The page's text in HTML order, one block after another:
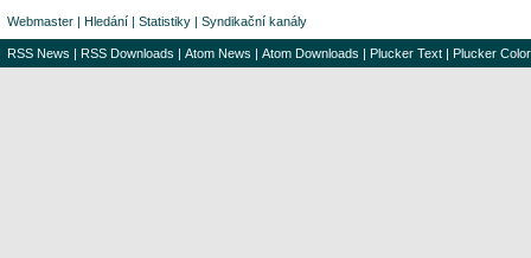
Webmaster | Hledání | Statistiky | Syndikační kanály
RSS News | RSS Downloads | Atom News | Atom Downloads | Plucker Text | Plucker Color